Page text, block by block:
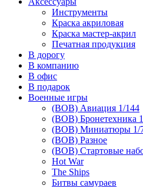
Инструменты
Краска акриловая
Краска мастер-акрил
Печатная продукция
В дорогу
В компанию
В офис
В подарок
Военные игры
(ВОВ) Авиация 1/144
(ВОВ) Бронетехника
(ВОВ) Миниатюры 1/
(ВОВ) Разное
(ВОВ) Стартовые
Hot War
The Ships
Битвы самураев